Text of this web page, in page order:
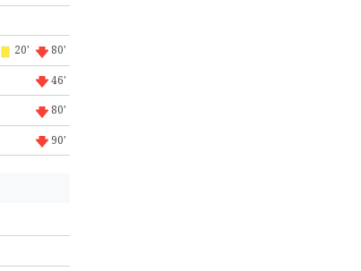
20' 80'
46'
80'
90'